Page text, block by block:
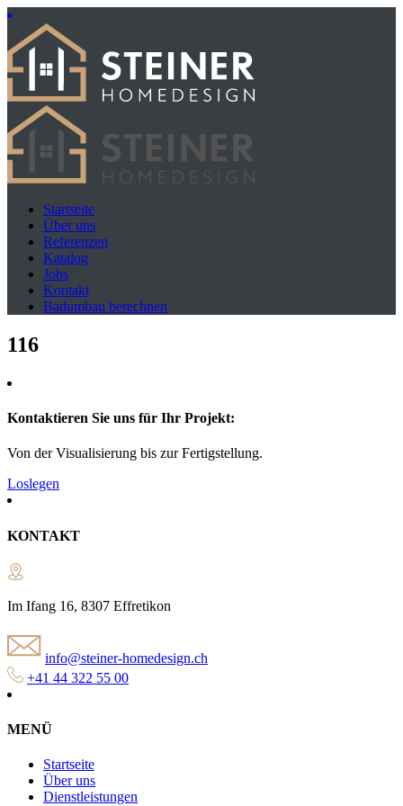
Startseite
Über uns
Referenzen
Katalog
Jobs
Kontakt
Badumbau berechnen
116
Kontaktieren Sie uns für Ihr Projekt:
Von der Visualisierung bis zur Fertigstellung.
Loslegen
KONTAKT
Im Ifang 16, 8307 Effretikon
info@steiner-homedesign.ch
+41 44 322 55 00
MENÜ
Startseite
Über uns
Dienstleistungen